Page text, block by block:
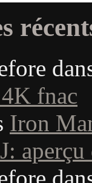
fnac
Iron
aperçu